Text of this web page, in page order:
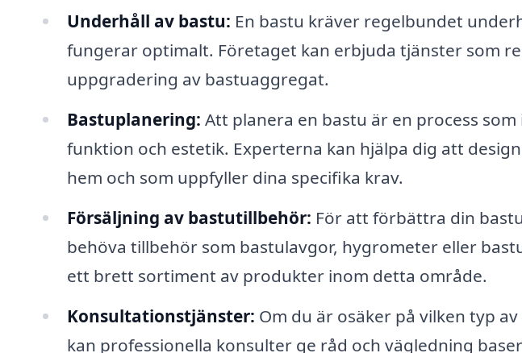
Underhåll av bastu: En bastu kräver regelbundet
fungerar optimalt. Företaget kan erbjuda tjänster som
uppgradering av bastuaggregat.
Bastuplanering: Att planera en bastu är en process
funktion och estetik. Experterna kan hjälpa dig att
hem och som uppfyller dina specifika krav.
Försäljning av bastutillbehör: För att förbättra din
behöva tillbehör som bastulavgor, hygrometer eller
ett brett sortiment av produkter inom detta område.
Konsultationstjänster: Om du är osäker på vilken typ
kan professionella konsulter ge råd och vägledning